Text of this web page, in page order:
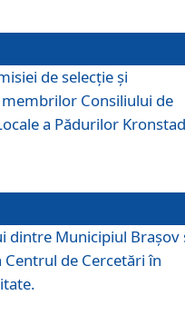
de selecție și
Consiliului de
a Pădurilor
dintre Municipiul Brașov
de Cercetări în